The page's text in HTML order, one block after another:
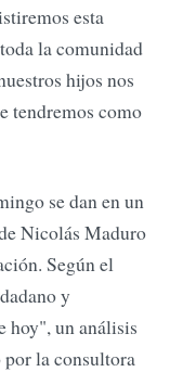
esta
la comunidad
hijos nos
tendremos como
se dan en un
Nicolás Maduro
Según el
y
hoy", un análisis
la consultora